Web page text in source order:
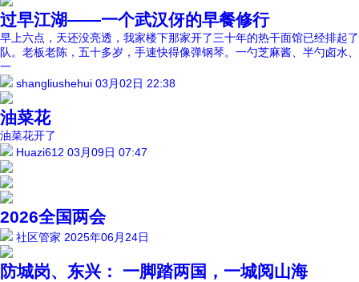
过早江湖——一个武汉伢的早餐修行
早上六点，天还没亮透，我家楼下那家开了三十年的热干面馆已经排起了
队。老板老陈，五十多岁，手速快得像弹钢琴。一勺芝麻酱、半勺卤水、
一
shangliushehui 03月02日 22:38
油菜花
油菜花开了
Huazi612 03月09日 07:47
2026全国两会
社区管家 2025年06月24日
防城岗、东兴： 一脚踏两国，一城阅山海